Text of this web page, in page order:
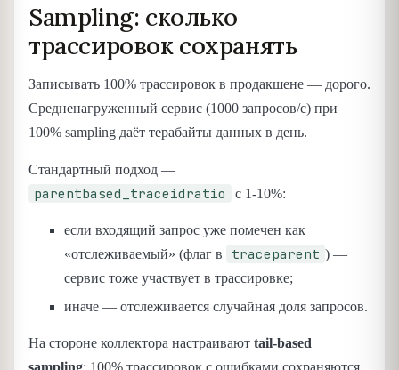
Sampling: сколько
трассировок сохранять
Записывать 100% трассировок в продакшене — дорого.
Средненагруженный сервис (1000 запросов/с) при
100% sampling даёт терабайты данных в день.
Стандартный подход —
parentbased_traceidratio с 1-10%:
если входящий запрос уже помечен как
«отслеживаемый» (флаг в
traceparent ) —
сервис тоже участвует в трассировке;
иначе — отслеживается случайная доля запросов.
На стороне коллектора настраивают tail-based